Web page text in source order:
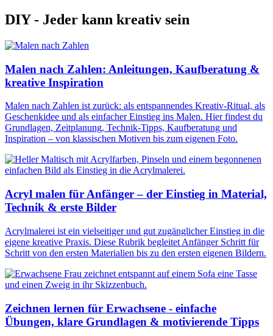
DIY - Jeder kann kreativ sein
Malen nach Zahlen: Anleitungen, Kaufberatung &
kreative Inspiration
Malen nach Zahlen ist zurück: als entspannendes Kreativ-Ritual, als
Geschenkidee und als einfacher Einstieg ins Malen. Hier findest du
Grundlagen, Zeitplanung, Technik-Tipps, Kaufberatung und
Inspiration – von klassischen Motiven bis zum eigenen Foto.
Acryl malen für Anfänger – der Einstieg in Material,
Technik & erste Bilder
Acrylmalerei ist ein vielseitiger und gut zugänglicher Einstieg in die
eigene kreative Praxis. Diese Rubrik begleitet Anfänger Schritt für
Schritt von den ersten Materialien bis zu den ersten eigenen Bildern.
Zeichnen lernen für Erwachsene - einfache
Übungen, klare Grundlagen & motivierende Tipps